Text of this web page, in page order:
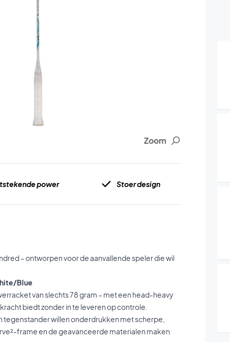
Zoom
power Stoer design
– ontworpen voor de aanvallende speler die wil
Blue
van slechts 78 gram – met een head-heavy
biedt zonder in te leveren op controle.
tegenstander willen onderdrukken met scherpe,
frame en de geavanceerde materialen maken